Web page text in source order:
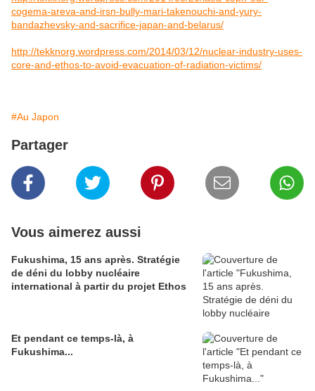
cogema-areva-and-irsn-bully-mari-takenouchi-and-yury-
bandazhevsky-and-sacrifice-japan-and-belarus/
http://tekknorg.wordpress.com/2014/03/12/nuclear-industry-uses-
core-and-ethos-to-avoid-evacuation-of-radiation-victims/
#Au Japon
Partager
Vous aimerez aussi
Fukushima, 15 ans après. Stratégie
de déni du lobby nucléaire
international à partir du projet Ethos
Et pendant ce temps-là, à
Fukushima...